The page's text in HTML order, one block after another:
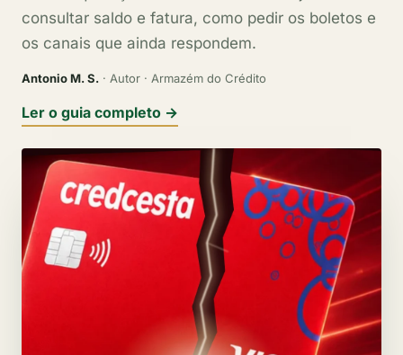
consultar saldo e fatura, como pedir os boletos e
os canais que ainda respondem.
Antonio M. S. · Autor · Armazém do Crédito
Ler o guia completo →